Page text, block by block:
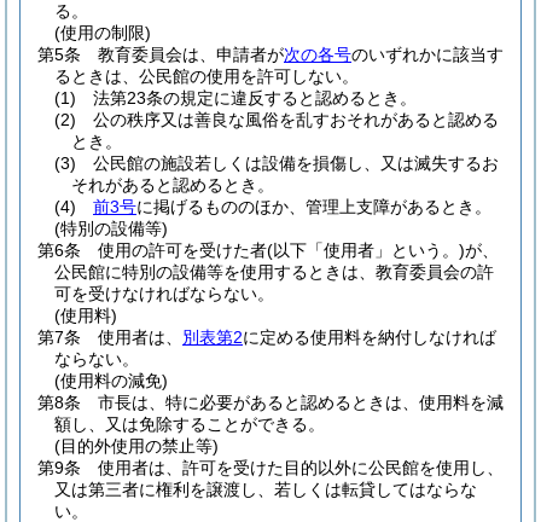
る。
(使用の制限)
第5条
教育委員会は、申請者が次の各号のいずれかに該当す
るときは、公民館の使用を許可しない。
(1)
法第23条の規定に違反すると認めるとき。
(2)
公の秩序又は善良な風俗を乱すおそれがあると認める
とき。
(3)
公民館の施設若しくは設備を損傷し、又は滅失するお
それがあると認めるとき。
(4)
前3号に掲げるもののほか、管理上支障があるとき。
(特別の設備等)
第6条
使用の許可を受けた者(以下「使用者」という。)が、
公民館に特別の設備等を使用するときは、教育委員会の許
可を受けなければならない。
(使用料)
第7条
使用者は、 別表第2に定める使用料を納付しなければ
ならない。
(使用料の減免)
第8条
市長は、特に必要があると認めるときは、使用料を減
額し、又は免除することができる。
(目的外使用の禁止等)
第9条
使用者は、許可を受けた目的以外に公民館を使用し、
又は第三者に権利を譲渡し、若しくは転貸してはならな
い。